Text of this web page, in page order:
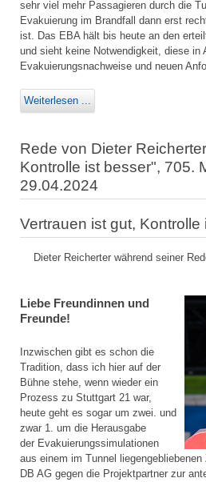
sehr viel mehr Passagieren durch die
Evakuierung im Brandfall dann erst
ist. Das EBA hält bis heute an den
und sieht keine Notwendigkeit, diese in
Evakuierungsnachweise und neuen
Weiterlesen ...
Rede von Dieter
Kontrolle ist besser", 705.
29.04.2024
Vertrauen ist gut, Kontrolle
Dieter Reicherter während seiner
Liebe Freundinnen und
Freunde!
Inzwischen gibt es schon die
Tradition, dass ich hier auf der
Bühne stehe, wenn wieder ein
Prozess zu Stuttgart 21 war,
heute geht es sogar um zwei. und
zwar 1. um die Herausgabe
der Evakuierungssimulationen
aus einem im Tunnel
DB AG gegen die Projektpartner zur